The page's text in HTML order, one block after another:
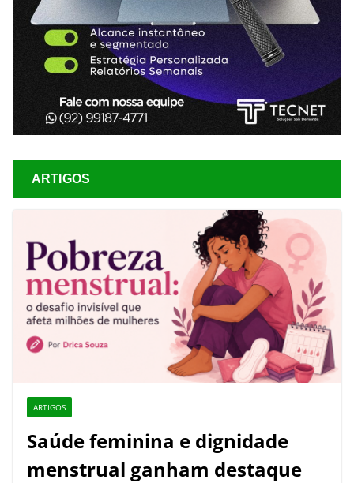
ARTIGOS
ARTIGOS
Saúde feminina e dignidade
menstrual ganham destaque